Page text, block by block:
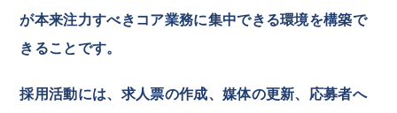
が本来注力すべきコア業務に集中できる環境を構築で
きることです。
採用活動には、求人票の作成、媒体の更新、応募者へ